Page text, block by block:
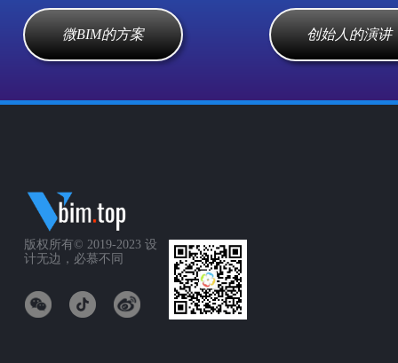
微BIM的方案 创始人的演讲
版权所有© 2019-2023 设
计无边，必慕不同